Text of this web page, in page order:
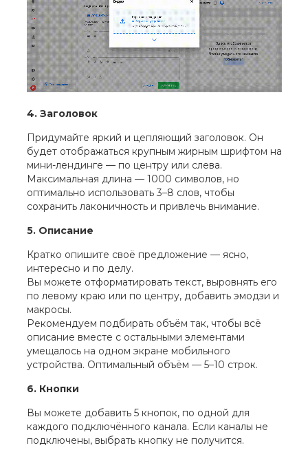
4. Заголовок
Придумайте яркий и цепляющий заголовок. Он
будет отображаться крупным жирным шрифтом на
мини-лендинге — по центру или слева.
Максимальная длина — 1000 символов, но
оптимально использовать 3–8 слов, чтобы
сохранить лаконичность и привлечь внимание.
5. Описание
Кратко опишите своё предложение — ясно,
интересно и по делу.
Вы можете отформатировать текст, выровнять его
по левому краю или по центру, добавить эмодзи и
макросы.
Рекомендуем подбирать объём так, чтобы всё
описание вместе с остальными элементами
умещалось на одном экране мобильного
устройства. Оптимальный объём — 5–10 строк.
6. Кнопки
Вы можете добавить 5 кнопок, по одной для
каждого подключённого канала. Если каналы не
подключены, выбрать кнопку не получится.